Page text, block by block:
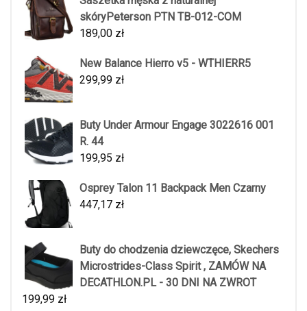
skóryPeterson PTN TB-012-COM
189,00 zł
New Balance Hierro v5 - WTHIERR5
299,99 zł
Buty Under Armour Engage 3022616 001
R. 44
199,95 zł
Osprey Talon 11 Backpack Men Czarny
447,17 zł
Buty do chodzenia dziewczęce, Skechers
Microstrides-Class Spirit , ZAMÓW NA
DECATHLON.PL - 30 DNI NA ZWROT
199,99 zł